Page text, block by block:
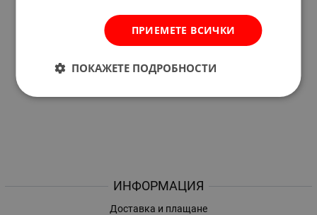
ИНФОРМАЦИЯ
Доставка и плащане
ПРИЕМЕТЕ ВСИЧКИ
ПОКАЖЕТЕ ПОДРОБНОСТИ